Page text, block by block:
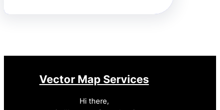
Vector Map Services
Hi there,